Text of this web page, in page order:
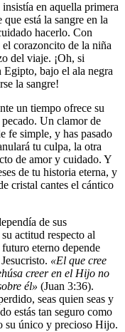
en aquella primera
que está la sangre en la
hacerlo. Con
corazoncito de la niña
del viaje. ¡Oh, si
Egipto, bajo el ala negra
la sangre!
un tiempo ofrece su
Un clamor de
fe simple, y has pasado
tu culpa, la otra
de amor y cuidado. Y
de tu historia eterna, y
cristal cantes el cántico
de sus
actitud respecto al
eterno depende
«El que cree
creer en el Hijo no
él» (Juan 3:36).
seas quien seas y
estás tan seguro como
su único y precioso Hijo.